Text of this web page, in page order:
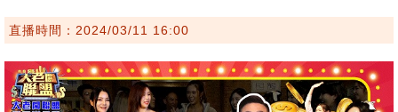
直播時間：2024/03/11 16:00